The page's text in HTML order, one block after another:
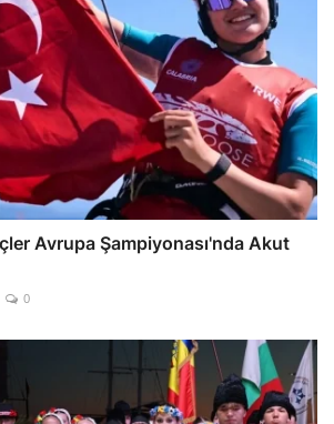
Avrupa Şampiyonası'nda Akut
0